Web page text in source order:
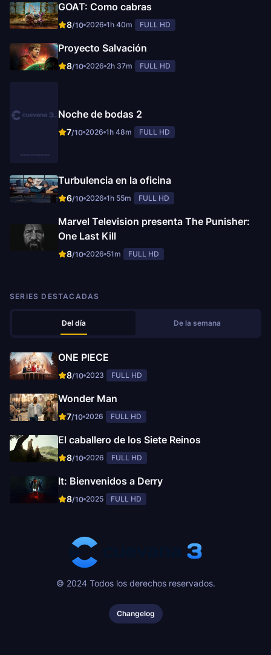
GOAT: Como cabras
8/10 2026 1h 40m FULL HD
Proyecto Salvación
8/10 2026 2h 37m FULL HD
Noche de bodas 2
7/10 2026 1h 48m FULL HD
Turbulencia en la oficina
6/10 2026 1h 55m FULL HD
Marvel Television presenta The Punisher:
One Last Kill
8/10 2026 51m FULL HD
SERIES DESTACADAS
Del día De la semana
ONE PIECE
8/10 2023 FULL HD
Wonder Man
7/10 2026 FULL HD
El caballero de los Siete Reinos
8/10 2026 FULL HD
It: Bienvenidos a Derry
8/10 2025 FULL HD
© 2024 Todos los derechos reservados.
Changelog